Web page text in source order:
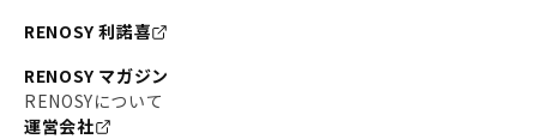
RENOSY 利諾喜
RENOSY マガジン
RENOSYについて
運営会社